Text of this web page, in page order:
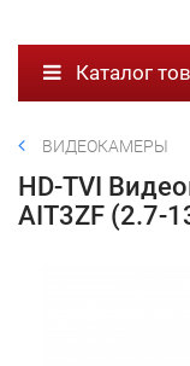
Каталог
ВИДЕОКАМЕРЫ
HD-TVI
AIT3ZF (2.7-